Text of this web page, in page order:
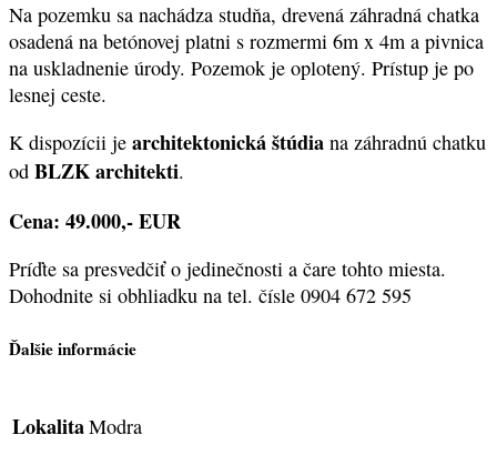
Na pozemku sa nachádza studňa, drevená záhradná chatka
osadená na betónovej platni s rozmermi 6m x 4m a pivnica
na uskladnenie úrody. Pozemok je oplotený. Prístup je po
lesnej ceste.
K dispozícii je architektonická štúdia na záhradnú chatku
od BLZK architekti.
Cena: 49.000,- EUR
Príďte sa presvedčiť o jedinečnosti a čare tohto miesta.
Dohodnite si obhliadku na tel. čísle 0904 672 595
Ďalšie informácie
LokalitaModra